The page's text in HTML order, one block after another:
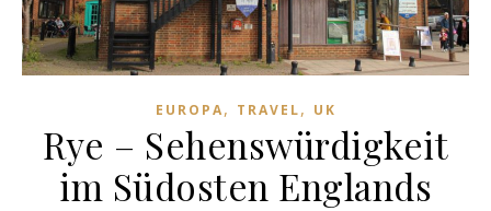
EUROPA, TRAVEL, UK
Rye – Sehenswürdigkeit
im Südosten Englands